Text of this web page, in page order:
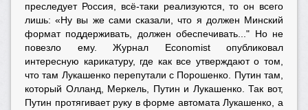
преследует Россия, всё-таки реализуются, то он всего
лишь: «Ну вы же сами сказали, что я должен Минский
формат поддерживать, должен обеспечивать..." Но не
повезло ему. Журнал Economist опубликовал
интересную карикатуру, где как все утверждают о том,
что там Лукашенко перепутали с Порошенко. Путин там,
который Олланд, Меркель, Путин и Лукашенко. Так вот,
Путин протягивает руку в форме автомата Лукашенко, а